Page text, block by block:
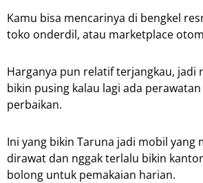
Kamu bisa mencarinya di bengkel
toko onderdil, atau marketplace
Harganya pun relatif terjangkau, jadi
bikin pusing kalau lagi ada
perbaikan.
Ini yang bikin Taruna jadi mobil yang
dirawat dan nggak terlalu bikin
bolong untuk pemakaian harian.